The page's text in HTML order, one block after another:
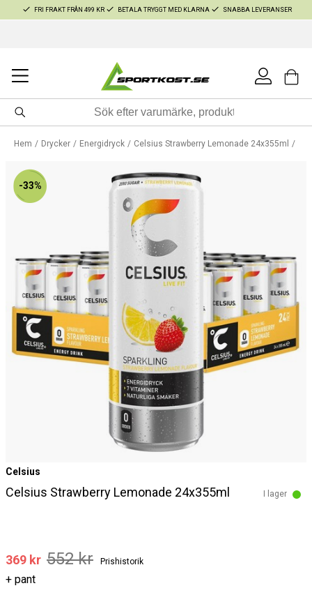
FRI FRAKT FRÅN 499 KR BETALA TRYGGT MED KLARNA SNABBA LEVERANSER
Hem Drycker Energidryck Celsius Strawberry Lemonade 24x355ml
-33%
Celsius
Celsius Strawberry Lemonade 24x355ml I lager
369 kr 552 kr Prishistorik
+ pant